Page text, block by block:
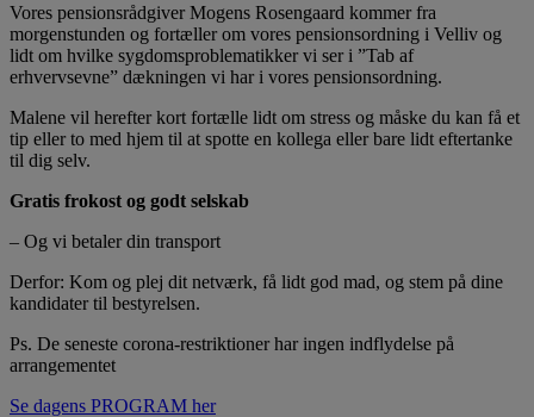
Vores pensionsrådgiver Mogens Rosengaard kommer fra
morgenstunden og fortæller om vores pensionsordning i Velliv og
lidt om hvilke sygdomsproblematikker vi ser i ”Tab af
erhvervsevne” dækningen vi har i vores pensionsordning.
Malene vil herefter kort fortælle lidt om stress og måske du kan få et
tip eller to med hjem til at spotte en kollega eller bare lidt eftertanke
til dig selv.
Gratis frokost og godt selskab
– Og vi betaler din transport
Derfor: Kom og plej dit netværk, få lidt god mad, og stem på dine
kandidater til bestyrelsen.
Ps. De seneste corona-restriktioner har ingen indflydelse på
arrangementet
Se dagens PROGRAM her